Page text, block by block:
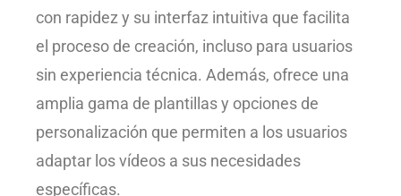
con rapidez y su interfaz intuitiva que facilita
el proceso de creación, incluso para usuarios
sin experiencia técnica. Además, ofrece una
amplia gama de plantillas y opciones de
personalización que permiten a los usuarios
adaptar los vídeos a sus necesidades
específicas.